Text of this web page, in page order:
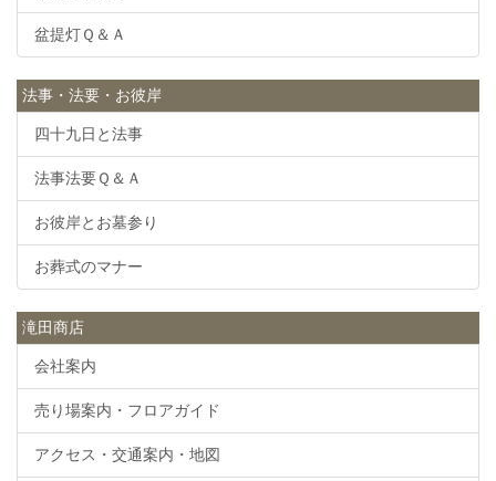
盆提灯Ｑ＆Ａ
法事・法要・お彼岸
四十九日と法事
法事法要Ｑ＆Ａ
お彼岸とお墓参り
お葬式のマナー
滝田商店
会社案内
売り場案内・フロアガイド
アクセス・交通案内・地図